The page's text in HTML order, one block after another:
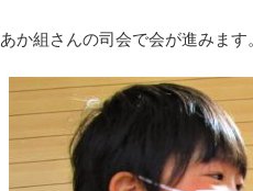
あか組さんの司会で会が進みます